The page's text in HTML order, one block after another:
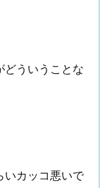
どういうことな
いカッコ悪いで